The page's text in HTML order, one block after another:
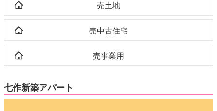
売土地
売中古住宅
売事業用
七作新築アパート